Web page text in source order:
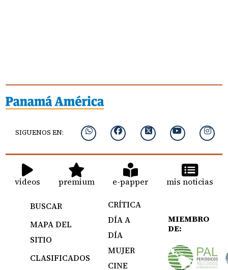
SIGUENOS EN:
videos premium e-papper mis noticias
BUSCAR
MAPA DEL
SITIO
CLASIFICADOS
CRÍTICA
DÍA A
DÍA
MUJER
CINE
MIEMBRO
DE: